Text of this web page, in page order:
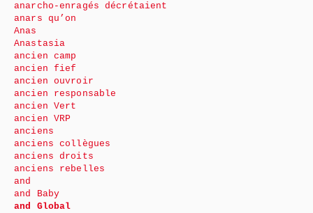
anarcho-enragés décrétaient
anars qu’on
Anas
Anastasia
ancien camp
ancien fief
ancien ouvroir
ancien responsable
ancien Vert
ancien VRP
anciens
anciens collègues
anciens droits
anciens rebelles
and
and Baby
and Global